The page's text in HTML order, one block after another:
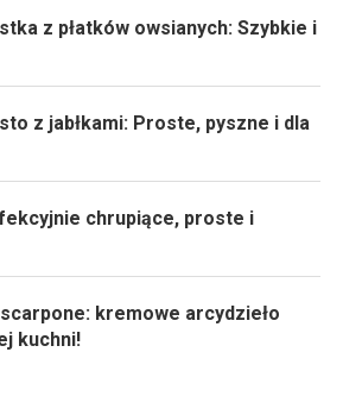
z płatków owsianych: Szybkie i
z jabłkami: Proste, pyszne i dla
chrupiące, proste i
kremowe arcydzieło
kuchni!